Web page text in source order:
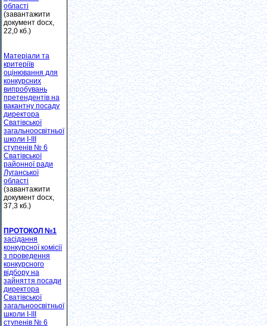
області
(завантажити
документ docx,
22,0 кб.)
Матеріали та
критеріїв
оцінювання для
конкурсних
випробувань
претендентів на
вакантну посаду
директора
Сватівської
загальноосвітньої
школи І-ІІІ
ступенів № 6
Сватівської
районної ради
Луганської
області
(завантажити
документ docx,
37,3 кб.)
ПРОТОКОЛ №1
засідання
конкурсної комісії
з проведення
конкурсного
відбору на
зайняття посади
директора
Сватівської
загальноосвітньої
школи І-ІІІ
ступенів № 6